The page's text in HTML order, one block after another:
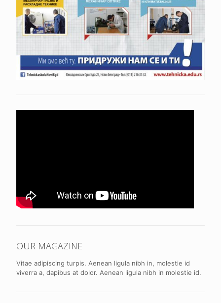
OUR MAGAZINE
Vitae adipiscing turpis. Aenean ligula nibh in, molestie id
viverra a, dapibus at dolor. Aenean ligula nibh in molestie id.